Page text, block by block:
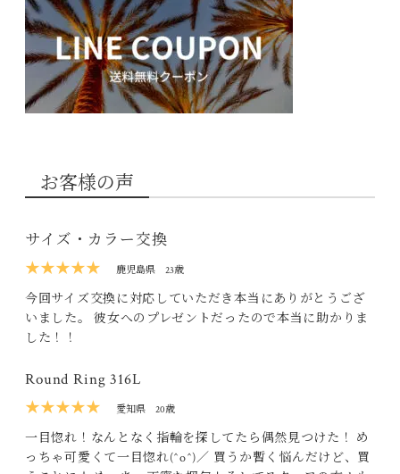
お客様の声
サイズ・カラー交換
★★★★★
鹿児島県 23歳
今回サイズ交換に対応していただき本当にありがとうござ
いました。 彼女へのプレゼントだったので本当に助かりま
した！！
Round Ring 316L
★★★★★
愛知県 20歳
一目惚れ！なんとなく指輪を探してたら偶然見つけた！ め
っちゃ可愛くて一目惚れ(^o^)／ 買うか暫く悩んだけど、買